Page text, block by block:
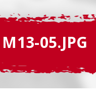
M13-05.JPG